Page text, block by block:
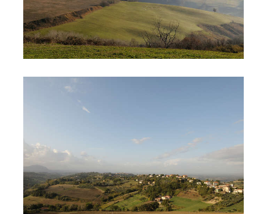
IMG_GALLERIA24762